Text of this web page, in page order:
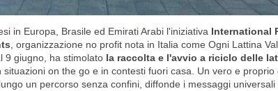
in Europa, Brasile ed Emirati Arabi l'iniziativa International
, organizzazione no profit nota in Italia come Ogni Lattina
9 giugno, ha stimolato la raccolta e l'avvio a riciclo delle
situazioni on the go e in contesti fuori casa. Un vero e proprio
un percorso senza confini, diffonde i messaggi universali